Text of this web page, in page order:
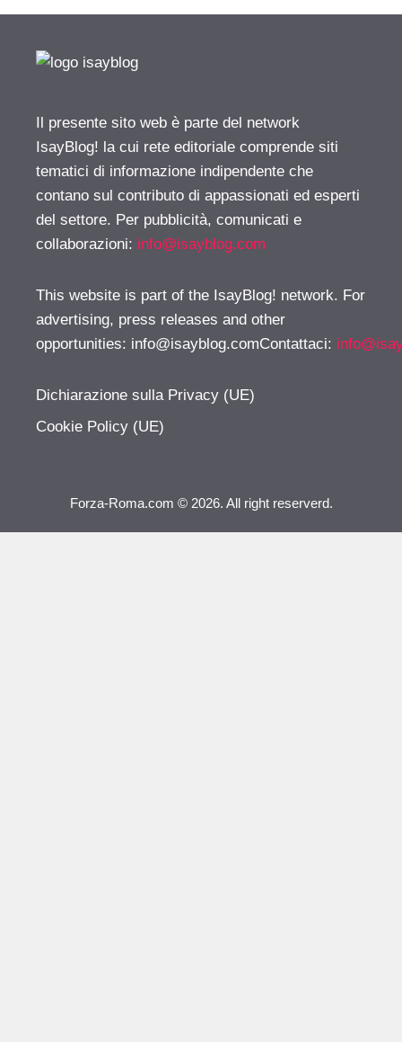
Il presente sito web è parte del network
IsayBlog! la cui rete editoriale comprende siti
tematici di informazione indipendente che
contano sul contributo di appassionati ed esperti
del settore. Per pubblicità, comunicati e
collaborazioni: info@isayblog.com
This website is part of the IsayBlog! network. For
advertising, press releases and other
opportunities: info@isayblog.comContattaci:
Dichiarazione sulla Privacy (UE)
Cookie Policy (UE)
Forza-Roma.com © 2026. All right reserverd.